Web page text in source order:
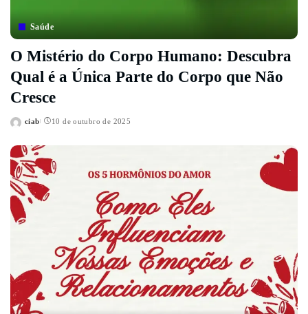
Saúde
O Mistério do Corpo Humano: Descubra
Qual é a Única Parte do Corpo que Não
Cresce
Posted
ciab 10 de outubro de 2025